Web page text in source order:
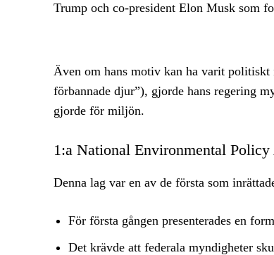
Trump och co-president Elon Musk som
Även om hans motiv kan ha varit
förbannade djur”), gjorde hans regering
gjorde för miljön.
1:a National Environmental
Denna lag var en av de första som
För första gången presenterades en
Det krävde att federala myndigheter